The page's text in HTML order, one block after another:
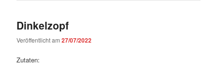
Dinkelzopf
Veröffentlicht am27/07/2022
Zutaten: